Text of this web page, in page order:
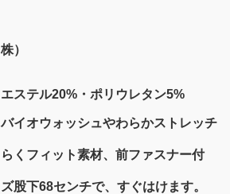
）
ステル20%・ポリウレタン5%
イオウォッシュやわらかストレッチ
くフィット素材、前ファスナー付
股下68センチで、すぐはけます。